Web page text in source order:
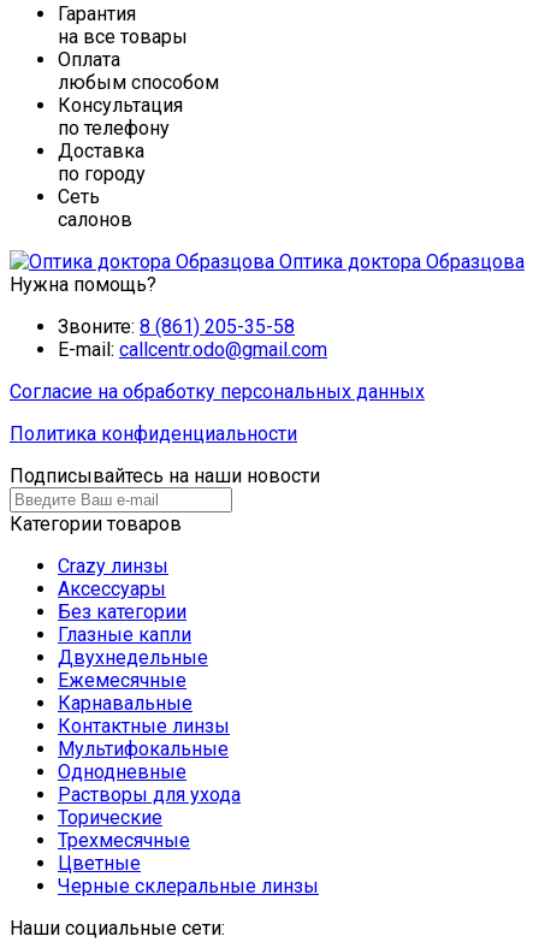
Гарантия
на все товары
Оплата
любым способом
Консультация
по телефону
Доставка
по городу
Сеть
салонов
Оптика доктора Образцова
Нужна помощь?
Звоните: 8 (861) 205-35-58
E-mail: callcentr.odo@gmail.com
Согласие на обработку персональных данных
Политика конфиденциальности
Подписывайтесь на наши новости
Категории товаров
Crazy линзы
Аксессуары
Без категории
Глазные капли
Двухнедельные
Ежемесячные
Карнавальные
Контактные линзы
Мультифокальные
Однодневные
Растворы для ухода
Торические
Трехмесячные
Цветные
Черные склеральные линзы
Наши социальные сети: